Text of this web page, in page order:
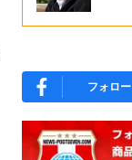
フォロー